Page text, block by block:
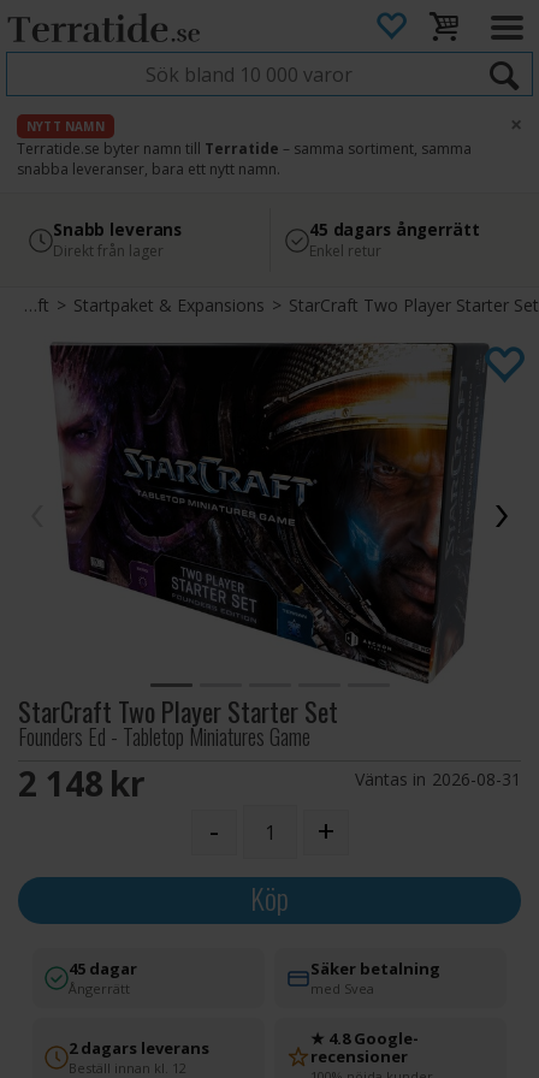
NYTT NAMN
Terratide.se byter namn till Terratide – samma sortiment, samma
snabba leveranser, bara ett nytt namn.
×
4.8
Läs omdömen på Google
Säker betalning
med Svea
Snabb leverans
Direkt från lager
45 dagars ångerrätt
Enkel retur
StarCraft>Startpaket & Expansions>StarCraft Two Player Starter Set
StarCraft Two Player Starter Set
Founders Ed - Tabletop Miniatures Game
2 148 SEK Väntas in 2026-08-31
- +
Köp
45 dagar
Ångerrätt
Säker betalning
med Svea
2 dagars leverans
Beställ innan kl. 12
★ 4.8 Google-
recensioner